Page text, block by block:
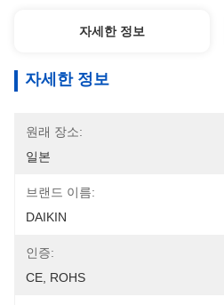
자세한 정보
자세한 정보
원래 장소:
일본
브랜드 이름:
DAIKIN
인증:
CE, ROHS